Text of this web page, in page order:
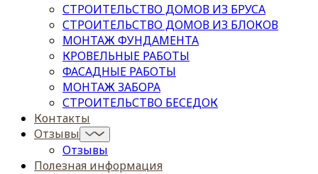
СТРОИТЕЛЬСТВО ДОМОВ ИЗ БРУСА
СТРОИТЕЛЬСТВО ДОМОВ ИЗ БЛОКОВ
МОНТАЖ ФУНДАМЕНТА
КРОВЕЛЬНЫЕ РАБОТЫ
ФАСАДНЫЕ РАБОТЫ
МОНТАЖ ЗАБОРА
СТРОИТЕЛЬСТВО БЕСЕДОК
Контакты
Отзывы
Отзывы
Полезная информация